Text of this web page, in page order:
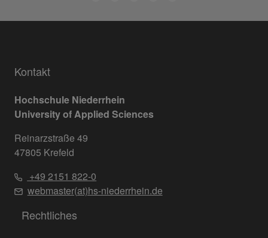
Kontakt
Hochschule Niederrhein
University of Applied Sciences
Reinarzstraße 49
47805 Krefeld
+49 2151 822-0
webmaster(at)hs-niederrhein.de
Rechtliches